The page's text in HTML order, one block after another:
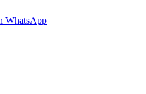
WhatsApp